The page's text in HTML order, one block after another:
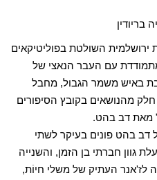
בריודין
ירושלמית השולטת בפוליטיקאים
עם העבר הנאצי של
באיש משמר הגבול, מחבל
מהנושאים בקובץ הסיפורים
מאת דב בהט.
דב בהט פונים בעיקר לשתי
גוון חברתי בן הזמן, והשנייה
העתיק של משלי חיוֹת,